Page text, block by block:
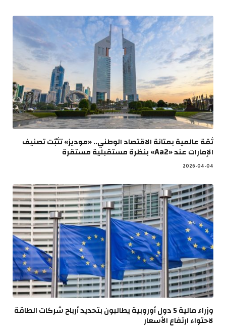
ثقة عالمية بمتانة الاقتصاد الوطني.. «موديز» تثبّت تصنيف
الإمارات عند «Aa2» بنظرة مستقبلية مستقرة
2026-04-04
وزراء مالية 5 دول أوروبية يطالبون بتحديد أرباح شركات الطاقة
لاحتواء ارتفاع الأسعار